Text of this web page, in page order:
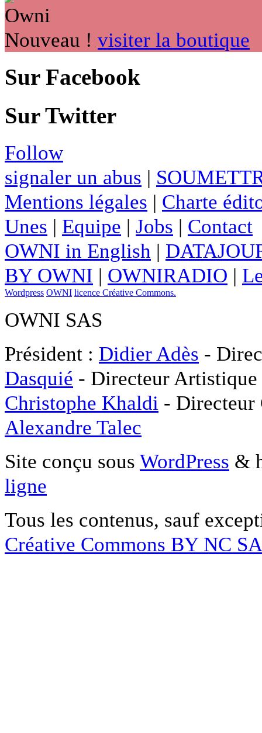
Nouveau ! visiter la boutique
Sur Facebook
Sur Twitter
Follow
signaler un abus |
Mentions légales | Charte
Unes | Equipe | Jobs | Contact
OWNI in English |
BY OWNI | OWNIRADIO |
Wordpress OWNI licence Créative Commons.
OWNI SAS
Président : Didier Adès -
Dasquié - Directeur
Christophe Khaldi -
Alexandre Talec
Site conçu sous WordPress &
ligne
Tous les contenus, sauf
Créative Commons BY NC SA